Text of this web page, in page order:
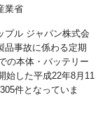
業省
プル ジャパン株式会
品事故に係わる定期
の本体・バッテリー
始した平成22年8月11
件となっていま